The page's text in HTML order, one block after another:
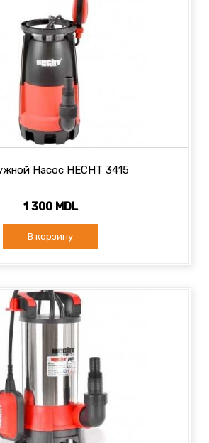
Насос HECHT 3415
1 300 MDL
В корзину